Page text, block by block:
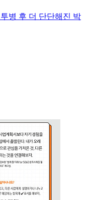
병 후 더 단단해진 박